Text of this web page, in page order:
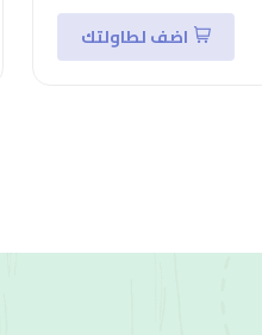
اضف لطاولتك